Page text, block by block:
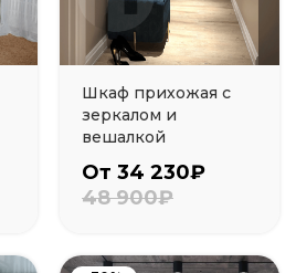
Шкаф прихожая с
зеркалом и
вешалкой
От 34 230₽
48 900₽